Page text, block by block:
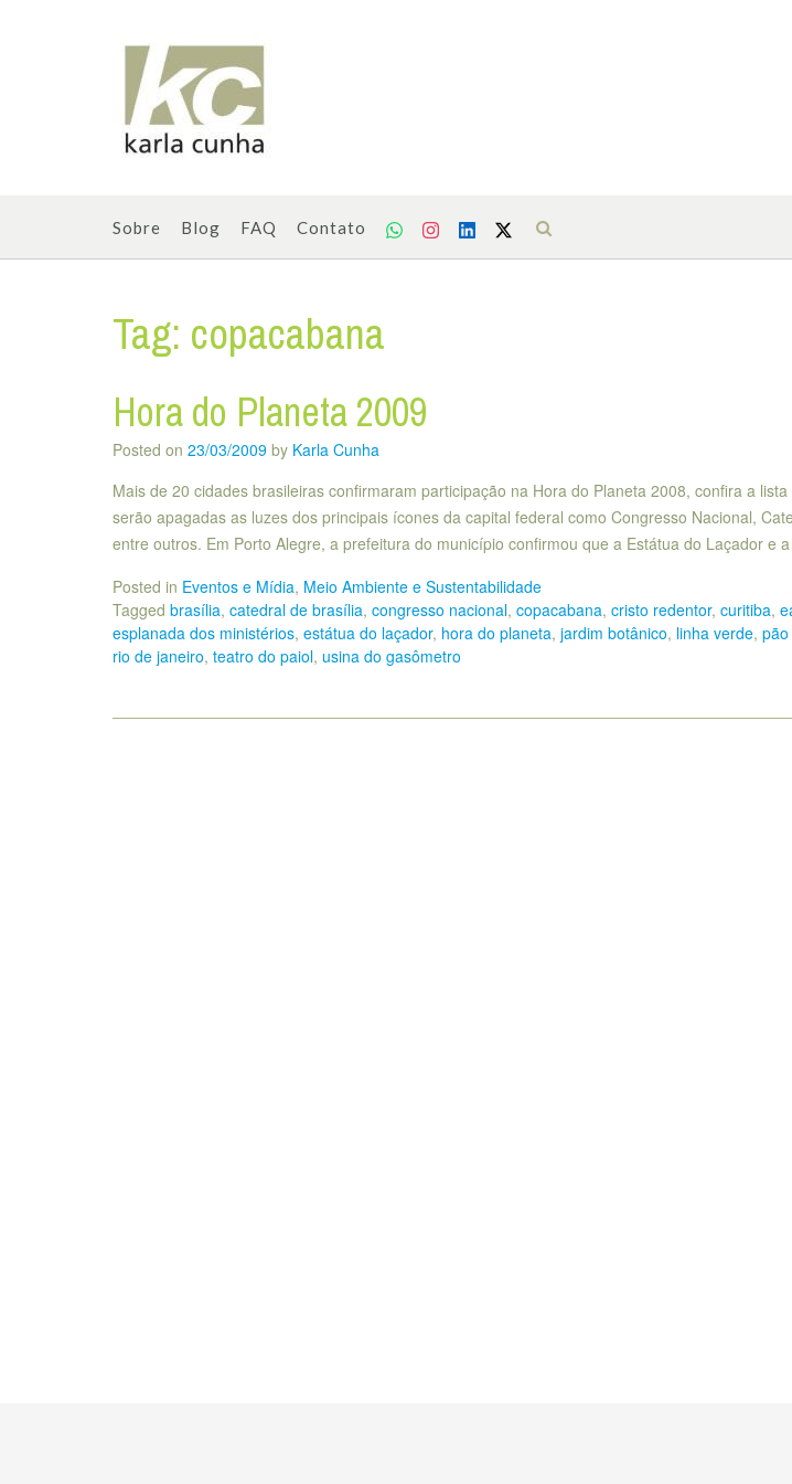
Sobre Blog FAQ Contato
Tag: copacabana
Hora do Planeta 2009
Posted on 23/03/2009 by Karla Cunha
Mais de 20 cidades brasileiras confirmaram participação na Hora do Planeta 2008, confira a
serão apagadas as luzes dos principais ícones da capital federal como Congresso Nacional,
entre outros. Em Porto Alegre, a prefeitura do município confirmou que a Estátua do Laçador e a
Posted in Eventos e Mídia, Meio Ambiente e Sustentabilidade
Tagged brasília, catedral de brasília, congresso nacional, copacabana, cristo redentor, curitiba,
esplanada dos ministérios, estátua do laçador, hora do planeta, jardim botânico, linha verde,
rio de janeiro, teatro do paiol, usina do gasômetro